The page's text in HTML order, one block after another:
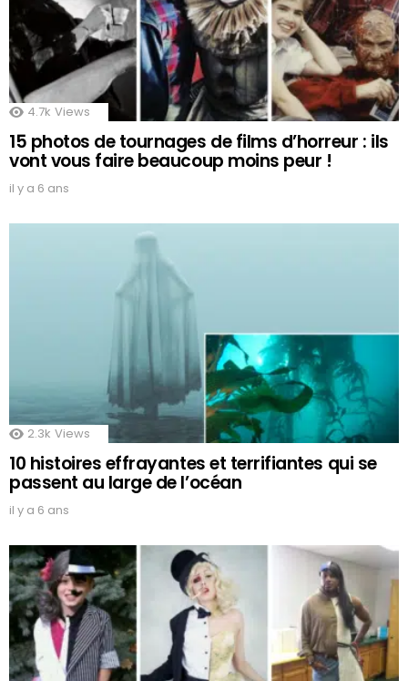
4.7k Views
15 photos de tournages de films d’horreur : ils
vont vous faire beaucoup moins peur !
il y a 6 ans
2.3k Views
10 histoires effrayantes et terrifiantes qui se
passent au large de l’océan
il y a 6 ans